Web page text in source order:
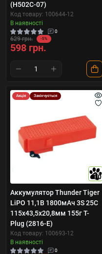
(H502C-07)
Код товару: 100644-12
В наявності
0
629 грн. -5%
598 грн.
Акція Закінчується
10
Аккумулятор Thunder Tiger
LiPO 11,1В 1800мАч 3S 25C
115х43,5х20,8мм 155г T-
Plug (2816-E)
Код товару: 100693-12
В наявності
0